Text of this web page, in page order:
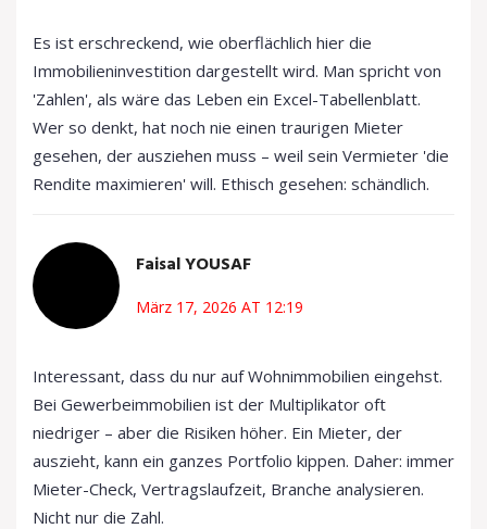
Es ist erschreckend, wie oberflächlich hier die
Immobilieninvestition dargestellt wird. Man spricht von
'Zahlen', als wäre das Leben ein Excel-Tabellenblatt.
Wer so denkt, hat noch nie einen traurigen Mieter
gesehen, der ausziehen muss – weil sein Vermieter 'die
Rendite maximieren' will. Ethisch gesehen: schändlich.
Faisal YOUSAF
März 17, 2026 AT 12:19
Interessant, dass du nur auf Wohnimmobilien eingehst.
Bei Gewerbeimmobilien ist der Multiplikator oft
niedriger – aber die Risiken höher. Ein Mieter, der
auszieht, kann ein ganzes Portfolio kippen. Daher: immer
Mieter-Check, Vertragslaufzeit, Branche analysieren.
Nicht nur die Zahl.